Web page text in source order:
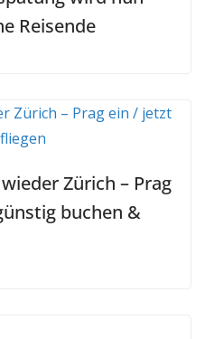
Reisende
Zürich – Prag
buchen &